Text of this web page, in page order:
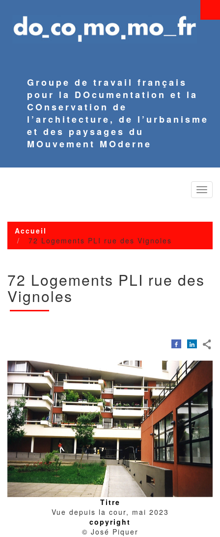
contenu
principal
Groupe de travail français
pour la DOcumentation et la
COnservation de
l’architecture, de l’urbanisme
et des paysages du
MOuvement MOderne
Toggle
Accueil
72 Logements PLI rue des Vignoles
72 Logements PLI rue des
Vignoles
copyright
Titre
Vue depuis la cour, mai 2023
copyright
© José Piquer